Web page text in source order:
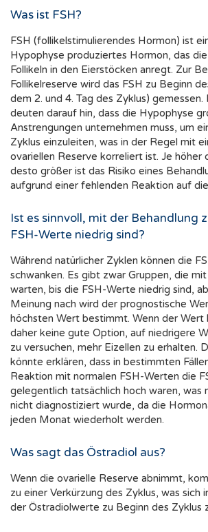
Was ist FSH?
FSH (follikelstimulierendes Hormon) ist
Hypophyse produziertes Hormon, das
Follikeln in den Eierstöcken anregt. Zur
Follikelreserve wird das FSH zu Beginn
dem 2. und 4. Tag des Zyklus)
deuten darauf hin, dass die Hypophyse
Anstrengungen unternehmen muss, um
Zyklus einzuleiten, was in der Regel mit
ovariellen Reserve korreliert ist. Je höher
desto größer ist das Risiko eines
aufgrund einer fehlenden Reaktion auf
Ist es sinnvoll, mit der Behandlung
FSH-Werte niedrig sind?
Während natürlicher Zyklen können die
schwanken. Es gibt zwar Gruppen, die
warten, bis die FSH-Werte niedrig sind,
Meinung nach wird der prognostische
höchsten Wert bestimmt. Wenn der Wert
daher keine gute Option, auf niedrigere
zu versuchen, mehr Eizellen zu erhalten.
könnte erklären, dass in bestimmten
Reaktion mit normalen FSH-Werten die
gelegentlich tatsächlich hoch waren, was
nicht diagnostiziert wurde, da die
jeden Monat wiederholt werden.
Was sagt das Östradiol aus?
Wenn die ovarielle Reserve abnimmt,
zu einer Verkürzung des Zyklus, was sich
der Östradiolwerte zu Beginn des Zyklus